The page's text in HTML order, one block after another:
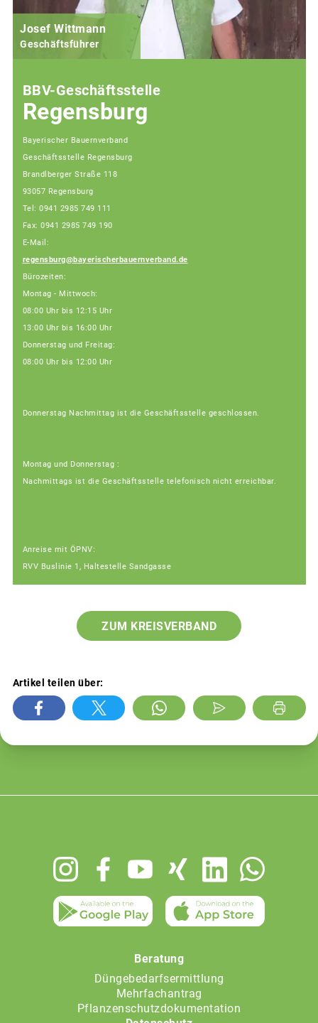
Josef Wittmann
Geschäftsführer
BBV-Geschäftsstelle
Regensburg
Bayerischer Bauernverband
Geschäftsstelle Regensburg
Brandlberger Straße 118
93057 Regensburg
Tel: 0941 2985 749 111
Fax: 0941 2985 749 190
E-Mail:
regensburg@bayerischerbauernverband.de
Bürozeiten:
Montag - Mittwoch:
08:00 Uhr bis 12:15 Uhr
13:00 Uhr bis 16:00 Uhr
Donnerstag und Freitag:
08:00 Uhr bis 12:00 Uhr
Donnerstag Nachmittag ist die Geschäftsstelle geschlossen.
Montag und Donnerstag :
Nachmittags ist die Geschäftsstelle telefonisch nicht erreichbar.
Anreise mit ÖPNV:
RVV Buslinie 1, Haltestelle Sandgasse
ZUM KREISVERBAND
Artikel teilen über:
Beratung
Düngebedarfsermittlung
Mehrfachantrag
Pflanzenschutzdokumentation